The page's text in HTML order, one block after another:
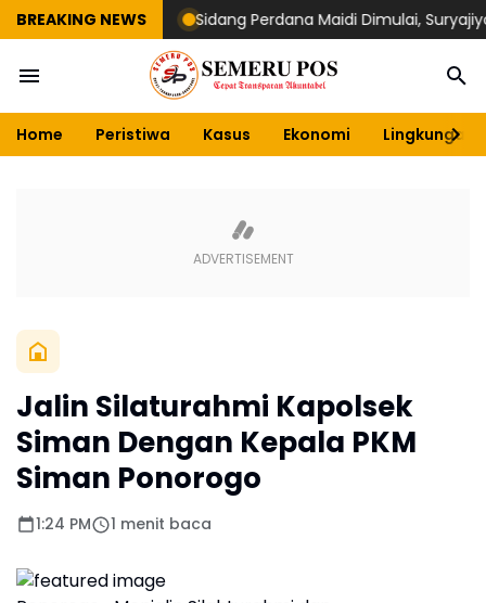
BREAKING NEWS Sidang Perdana Maidi Dimulai,
Home Peristiwa Kasus Ekonomi Lingkungan
Jalin Silaturahmi Kapolsek
Siman Dengan Kepala PKM
Siman Ponorogo
1:24 PM 1 menit baca